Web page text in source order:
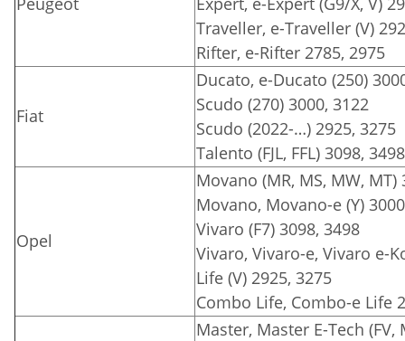
Traveller, e-Traveller (V)
Rifter, e-Rifter 2785, 2975
Fiat
Ducato, e-Ducato (250)
Scudo (270) 3000, 3122
Scudo (2022-…) 2925, 3275
Talento (FJL, FFL) 3098, 3498
Opel
Movano (MR, MS, MW, MT)
Movano, Movano-e (Y)
Vivaro (F7) 3098, 3498
Vivaro, Vivaro-e, Vivaro e-
Life (V) 2925, 3275
Combo Life, Combo-e Life
Master, Master E-Tech (FV,